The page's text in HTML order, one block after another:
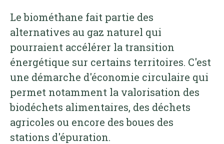
Le biométhane fait partie des
alternatives au gaz naturel qui
pourraient accélérer la transition
énergétique sur certains territoires. C'est
une démarche d'économie circulaire qui
permet notamment la valorisation des
biodéchets alimentaires, des déchets
agricoles ou encore des boues des
stations d'épuration.